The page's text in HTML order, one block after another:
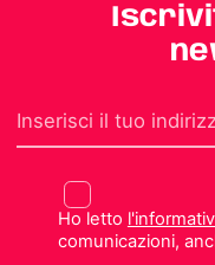
Ho letto
comunicazioni,